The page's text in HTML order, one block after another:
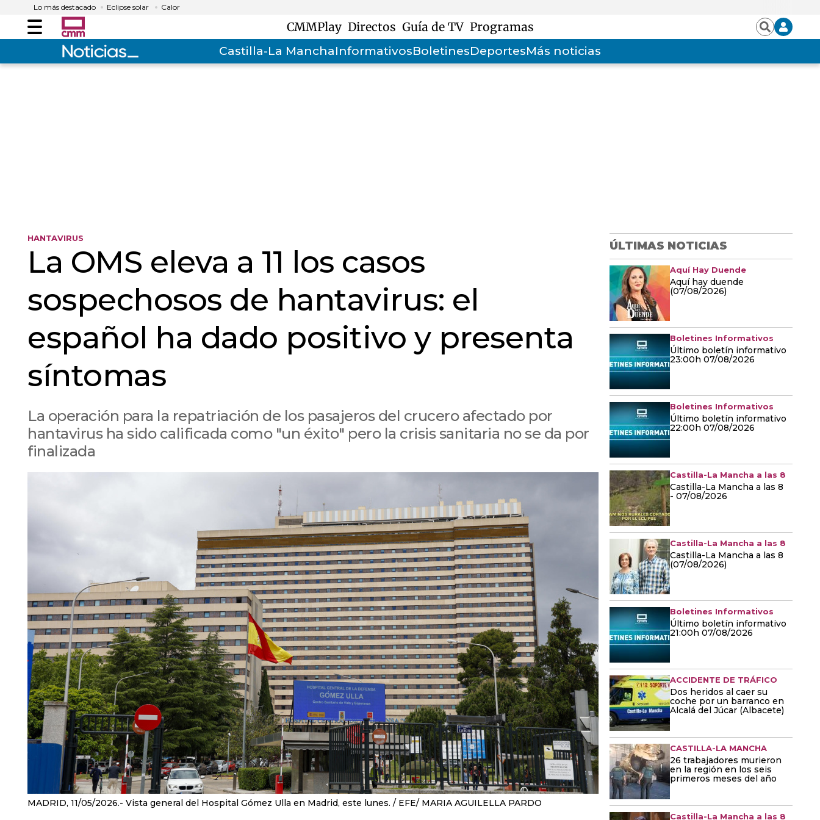
Lo más destacado Eclipse solar Calor
Menú CMMPlay Directos Guía de TV Programas BuscarIniciar
sesión
Castilla-La ManchaInformativosBoletinesDeportesMás noticias
HANTAVIRUS
La OMS eleva a 11 los casos
sospechosos de hantavirus: el
español ha dado positivo y presenta
síntomas
La operación para la repatriación de los pasajeros del crucero afectado por
hantavirus ha sido calificada como "un éxito" pero la crisis sanitaria no se da por
finalizada
MADRID, 11/05/2026.- Vista general del Hospital Gómez Ulla en Madrid, este lunes. EFE/ MARIA AGUILELLA PARDO
ÚLTIMAS NOTICIAS
Aquí Hay Duende
Aquí hay duende
(07/08/2026)
Boletines Informativos
Último boletín informativo
23:00h 07/08/2026
Boletines Informativos
Último boletín informativo
22:00h 07/08/2026
Castilla-La Mancha a las 8
Castilla-La Mancha a las 8
- 07/08/2026
Castilla-La Mancha a las 8
Castilla-La Mancha a las 8
(07/08/2026)
Boletines Informativos
Último boletín informativo
21:00h 07/08/2026
ACCIDENTE DE TRÁFICO
Dos heridos al caer su
coche por un barranco en
Alcalá del Júcar (Albacete)
CASTILLA-LA MANCHA
26 trabajadores murieron
en la región en los seis
primeros meses del año
Castilla-La Mancha a las 8